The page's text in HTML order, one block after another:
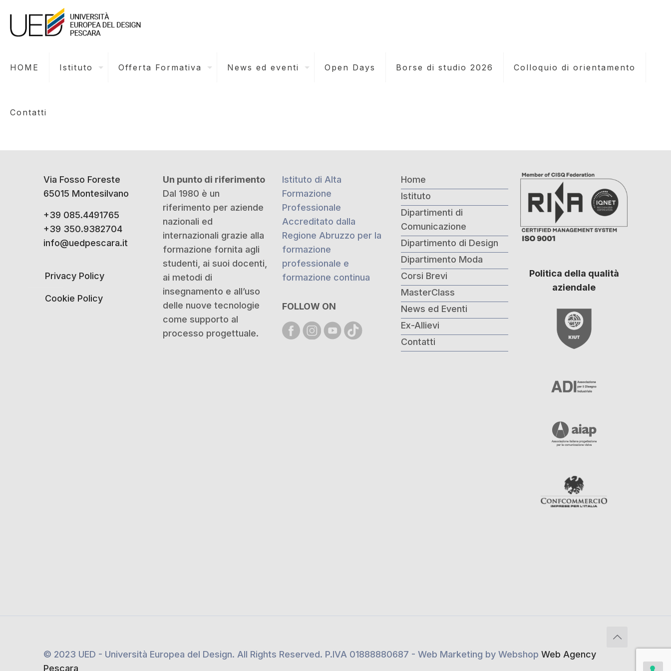
HOME Istituto Offerta Formativa News ed eventi Open Days Borse di studio 2026 Colloquio di orientamento
Contatti
Via Fosso Foreste
65015 Montesilvano
+39 085.4491765
+39 350.9382704
info@uedpescara.it
Privacy Policy
Cookie Policy
Un punto di riferimento
Dal 1980 è un
riferimento per aziende
nazionali ed
internazionali grazie alla
formazione fornita agli
studenti, ai suoi docenti,
ai metodi di
insegnamento e all’uso
delle nuove tecnologie
come supporto al
processo progettuale.
Istituto di Alta
Formazione
Professionale
Accreditato dalla
Regione Abruzzo per la
formazione
professionale e
formazione continua
FOLLOW ON
Home
Istituto
Dipartimenti di
Comunicazione
Dipartimento di Design
Dipartimento Moda
Corsi Brevi
MasterClass
News ed Eventi
Ex-Allievi
Contatti
Politica della qualità
aziendale
© 2023 UED - Università Europea del Design. All Rights Reserved. P.IVA 01888880687 - Web Marketing by Webshop Web Agency
Pescara